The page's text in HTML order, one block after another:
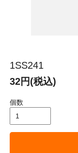
1SS241
32円(税込)
個数